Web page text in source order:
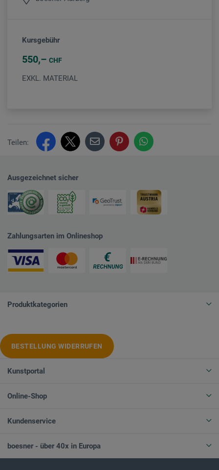
Kursgebühr
550 CHF
EXKL. MATERIAL
Teilen:
Ausgezeichnet sicher
Zahlungsarten im Onlineshop
Produktkategorien
BESTELLUNG WIDERRUFEN
Kunstportal
Online-Shop
Kundenservice
boesner - über 40x in Europa